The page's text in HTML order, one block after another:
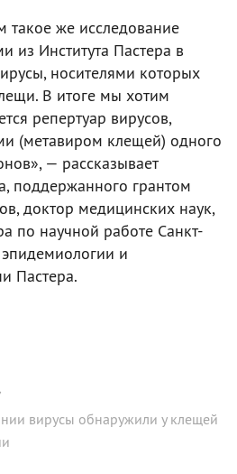
же исследование
из Института Пастера в
носителями которых
В итоге мы хотим
репертуар вирусов,
(метавиром клещей) одного
— рассказывает
поддержанного грантом
доктор медицинских наук,
по научной работе Санкт-
и
Пастера.
вирусы обнаружили у клещей